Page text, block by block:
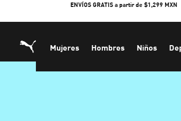
ENVÍOS GRATIS a partir de $1,299 MXN
Mujeres Hombres Niños